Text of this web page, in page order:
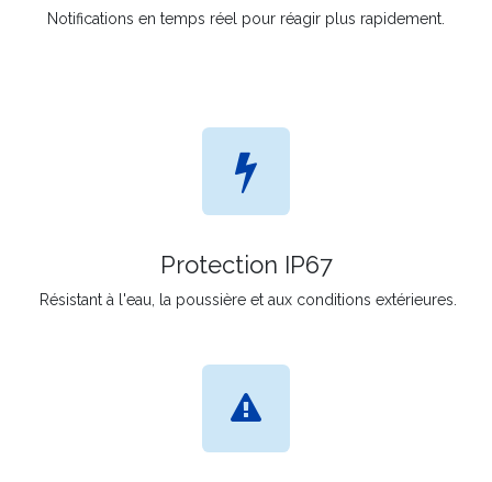
Notifications en temps réel pour réagir plus rapidement.
Protection IP67
Résistant à l'eau, la poussière et aux conditions extérieures.